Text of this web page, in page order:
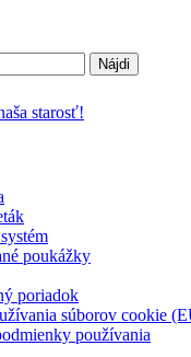
poukážky
poriadok
súborov cookie
používania